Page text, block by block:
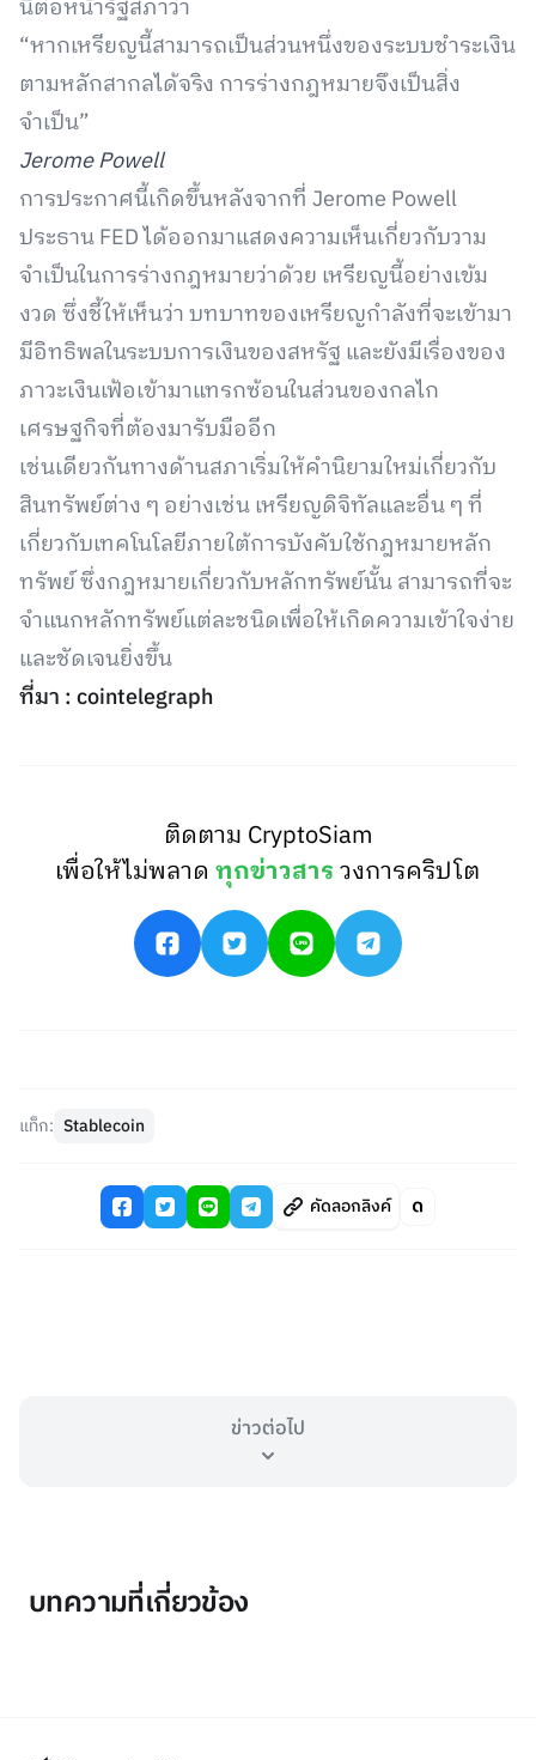
นี้ต่อหน้ารัฐสภาว่า
“หากเหรียญนี้สามารถเป็นส่วนหนึ่งของระบบชำระเงิน
ตามหลักสากลได้จริง การร่างกฎหมายจึงเป็นสิ่ง
จำเป็น”
Jerome Powell
การประกาศนี้เกิดขึ้นหลังจากที่ Jerome Powell
ประธาน FED ได้ออกมาแสดงความเห็นเกี่ยวกับวาม
จำเป็นในการร่างกฎหมายว่าด้วย เหรียญนี้อย่างเข้ม
งวด ซึ่งชี้ให้เห็นว่า บทบาทของเหรียญกำลังที่จะเข้ามา
มีอิทธิพลในระบบการเงินของสหรัฐ และยังมีเรื่องของ
ภาวะเงินเฟ้อเข้ามาแทรกซ้อนในส่วนของกลไก
เศรษฐกิจที่ต้องมารับมืออีก
เช่นเดียวกันทางด้านสภาเริ่มให้คำนิยามใหม่เกี่ยวกับ
สินทรัพย์ต่าง ๆ อย่างเช่น เหรียญดิจิทัลและอื่น ๆ ที่
เกี่ยวกับเทคโนโลยีภายใต้การบังคับใช้กฎหมายหลัก
ทรัพย์ ซึ่งกฎหมายเกี่ยวกับหลักทรัพย์นั้น สามารถที่จะ
จำแนกหลักทรัพย์แต่ละชนิดเพื่อให้เกิดความเข้าใจง่าย
และชัดเจนยิ่งขึ้น
ที่มา : cointelegraph
ติดตาม CryptoSiam
เพื่อให้ไม่พลาดทุกข่าวสารวงการคริปโต
แท็ก: Stablecoin
คัดลอกลิงค์
ข่าวต่อไป
บทความที่เกี่ยวข้อง